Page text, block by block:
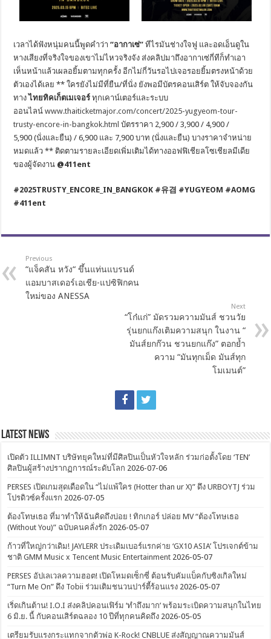
เวลาได้ฟังหนุ่มคนนี้พูดคำว่า“อากาเซ่” ทีไรมันช่างใจฟู และอดเอ็นดูใน
หางเสียงที่จริงใจของเขาไม่ไหวจริงจัง ส่งคลิปมาถึงอากาเซ่กี่ทีก็ทำเอา
เห็นหน้าแล้วเผลอยิ้มตามทุกครั้ง อีกไม่กี่วันรอไปเจอรอยยิ้มตรงหน้าด้วย
ตัวเองได้เลย ** ใครยังไม่มีที่ยืน/ที่นั่ง ยังพอมีบัตรคอนเสิร์ต ให้จับจองกัน
ทางไทยทิคเก็ตเมเจอร์ทุกเคาน์เตอร์และระบบ
ออนไลน์www.thaiticketmajor.com/concert/2025-yugyeom-tour-
trusty-encore-in-bangkok.html บัตรราคา 2,900 / 3,900 / 4,900 /
5,900 (นั่งและยืน) / 6,900 และ 7,900 บาท (นั่งและยืน) บางราคาจำหน่าย
หมดแล้ว ** ติดตามรายละเอียดเพิ่มเติมได้ทางออฟฟิเชียลโซเชียลมีเดีย
ของผู้จัดงาน @411ent
#2025TRUSTY_ENCORE_IN_BANGKOK #유겸 #YUGYEOM #AOMG
#411ent
Previous
“แจ็คสัน หวัง“ ขึ้นแท่นแบรนด์
แอมบาสเดอร์เอเชีย-แปซิฟิกคน
ใหม่ของ ANESSA
Next
“โก๋แก่” มัดรวมความมันส์ ชวนวัย
รุ่นยกแก๊งเติมความสนุก ในงาน “
มันส์ยกก๊วน ชวนยกแก๊ง” ตอกย้ำ
ความ “มันทุกเม็ด มันส์ทุก
โมเมนต์”
Latest News
เปิดตัว ILLIMNT บริษัทยุคใหม่ที่มีศิลปินเป็นหัวใจหลัก ร่วมก่อตั้งโดย ‘TEN’
ศิลปินผู้สร้างปรากฏการณ์ระดับโลก 2026-07-06
PERSES เปิดเกมสุดเดือดใน “ไม่แพ้ใคร (Hotter than ur X)” ดึง URBOYTJ ร่วม
โปรดิวซ์ครั้งแรก 2026-07-05
ต้องโทษเธอ ที่มาทำให้ฉันคิดถึงบ่อย ! ทิกเกอร์ ปล่อย MV “ต้องโทษเธอ
(Without You)” ฉบับคนคลั่งรัก 2026-05-07
ก้าวที่ใหญ่กว่าเดิม! JAYLERR ประเดิมเบอร์แรกค่าย ‘GX10 ASIA’ โปรเจกต์ข้าม
ชาติ GMM Music x Tencent Music Entertainment 2026-05-07
PERSES อัปเลเวลความฮอต! เปิดโหมดเซ็กซี่ ต้อนรับคัมแบ็คกับซิงเกิลใหม่
“Turn Me On” ดึง Tobii ร่วมเติมชนวนปาร์ตี้ร้อนแรง 2026-05-07
เริ่ดเกินต้าน! I.O.I ส่งคลิปคอนเฟิร์ม ‘ทำถึงมาก’ พร้อมระเบิดความสนุกในไทย
6 มิ.ย. นี้ กับคอนเสิร์ตฉลอง 10 ปีที่ทุกคนคิดถึง 2026-05-05
เตรียมรับแรงกระแทกจากตัวพ่อ K-Rock! CNBLUE ส่งสัญญาณความมันส์